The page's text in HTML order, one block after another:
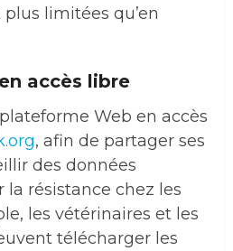
limitées qu’en
accès libre
Web en accès
, afin de partager ses
des données
résistance chez les
les vétérinaires et les
télécharger les